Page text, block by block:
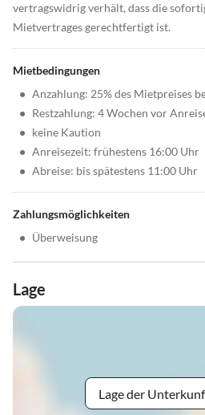
vertragswidrig verhält, dass die
Mietvertrages gerechtfertigt ist.
Mietbedingungen
• Anzahlung: 25% des Mietpreises
• Restzahlung: 4 Wochen vor
• keine Kaution
• Anreisezeit: frühestens 16:00 Uhr
• Abreise: bis spätestens 11:00 Uhr
Zahlungsmöglichkeiten
• Überweisung
Lage
Lage der